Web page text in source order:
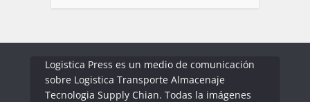
Logistica Press es un medio de comunicación
sobre Logistica Transporte Almacenaje
Tecnologia Supply Chian. Todas la imágenes